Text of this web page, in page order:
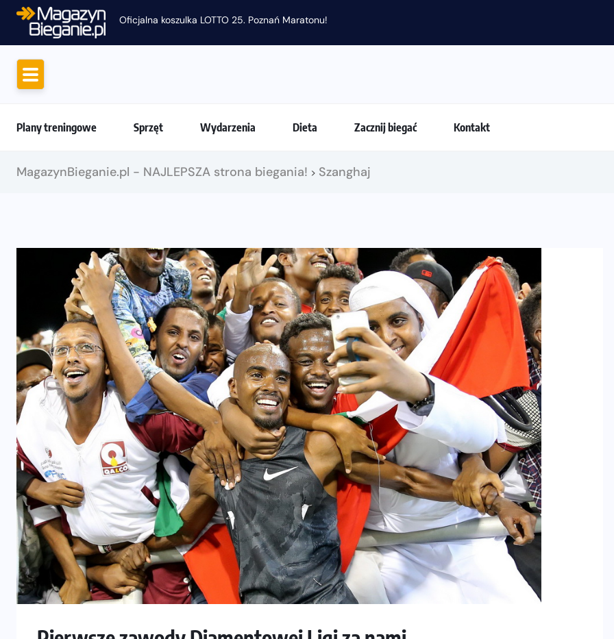
Oficjalna koszulka LOTTO 25. Poznań Maratonu!
Plany treningowe Sprzęt Wydarzenia Dieta Zacznij biegać Kontakt
MagazynBieganie.pl - NAJLEPSZA strona biegania! > Szanghaj